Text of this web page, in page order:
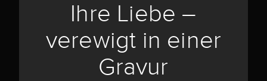
Ihre Liebe –
verewigt in einer
Gravur